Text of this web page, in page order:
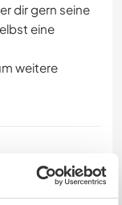
dir gern seine
eine
weitere
with share